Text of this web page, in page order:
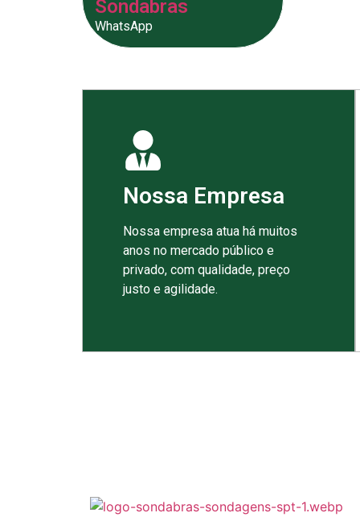
Sondabras
WhatsApp
Nossa Empresa
Nossa empresa atua há muitos
anos no mercado público e
privado, com qualidade, preço
justo e agilidade.